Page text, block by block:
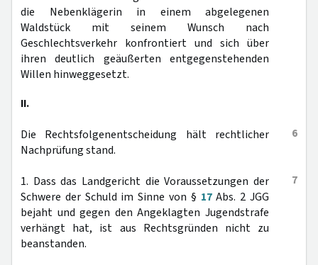
die Nebenklägerin in einem abgelegenen
Waldstück mit seinem Wunsch nach
Geschlechtsverkehr konfrontiert und sich über
ihren deutlich geäußerten entgegenstehenden
Willen hinweggesetzt.
II.
6
Die Rechtsfolgenentscheidung hält rechtlicher
Nachprüfung stand.
7
1. Dass das Landgericht die Voraussetzungen der
Schwere der Schuld im Sinne von § 17Abs. 2 JGG
bejaht und gegen den Angeklagten Jugendstrafe
verhängt hat, ist aus Rechtsgründen nicht zu
beanstanden.